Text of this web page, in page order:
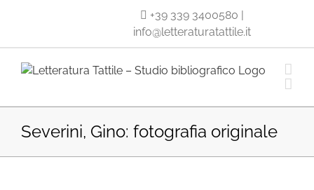
+39 339 3400580 |
info@letteraturatattile.it
Severini, Gino: fotografia originale